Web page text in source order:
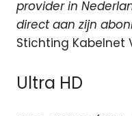
provider in
direct aan zijn
Stichting Kabelnet
Ultra HD